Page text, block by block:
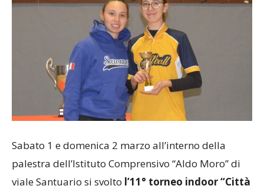
Sabato 1 e domenica 2 marzo all’interno della
palestra dell’Istituto Comprensivo “Aldo Moro” di
viale Santuario si svolto l’11° torneo indoor “Città